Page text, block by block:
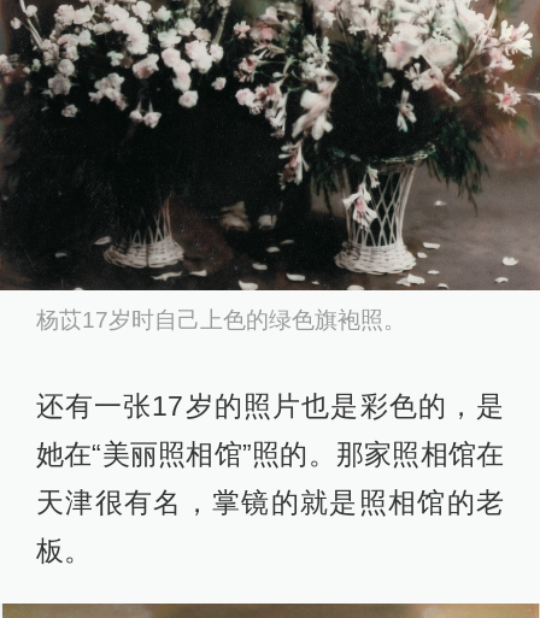
杨苡17岁时自己上色的绿色旗袍照。
还有一张17岁的照片也是彩色的，是
她在“美丽照相馆”照的。那家照相馆在
天津很有名，掌镜的就是照相馆的老
板。